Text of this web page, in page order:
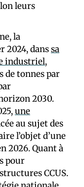
leurs
la
2024, danssa
industriel,
de tonnes par
2030.
une
au sujet des
l’objet d’une
2026. Quant à
pour
CCUS.